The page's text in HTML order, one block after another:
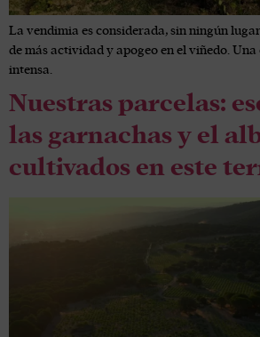
La vendimia es considerada, sin ningún
de más actividad y apogeo en el viñedo. Una
intensa.
Nuestras parcelas:
las garnachas y el
cultivados en este